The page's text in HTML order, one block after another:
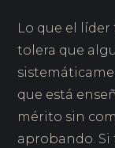
Lo que el líder
tolera que
que está
mérito sin
aprobando. Si